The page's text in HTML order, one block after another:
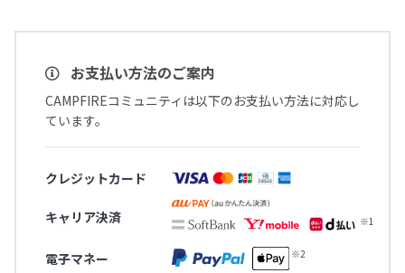
お支払い方法のご案内
CAMPFIREコミュニティは以下のお支払い方法に対応し
ています。
クレジットカード
キャリア決済
電子マネー